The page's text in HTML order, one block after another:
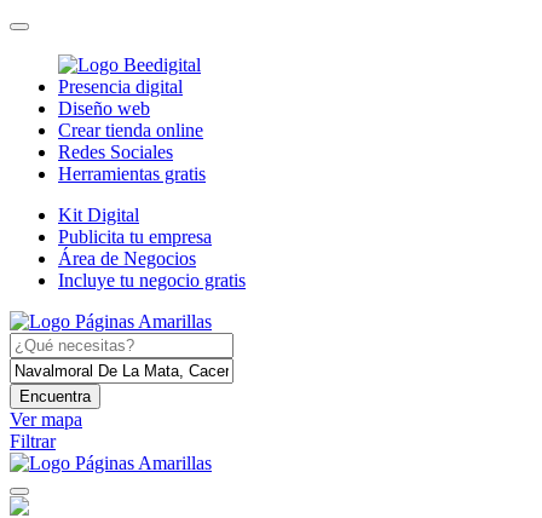
Presencia digital
Diseño web
Crear tienda online
Redes Sociales
Herramientas gratis
Kit Digital
Publicita tu empresa
Área de Negocios
Incluye tu negocio gratis
Encuentra
Ver mapa
Filtrar